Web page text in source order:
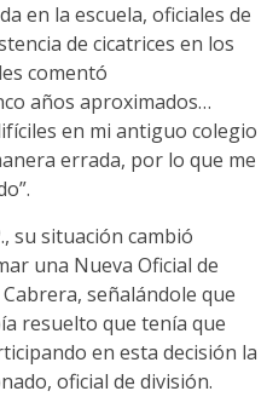
en la escuela, oficiales de
de cicatrices en los
comentó
años aproximados…
en mi antiguo colegio
errada, por lo que me
su situación cambió
una Nueva Oficial de
señalándole que
resuelto que tenía que
en esta decisión la
oficial de división.